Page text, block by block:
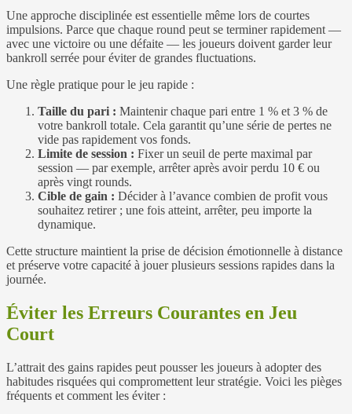
Une approche disciplinée est essentielle même lors de courtes
impulsions. Parce que chaque round peut se terminer rapidement —
avec une victoire ou une défaite — les joueurs doivent garder leur
bankroll serrée pour éviter de grandes fluctuations.
Une règle pratique pour le jeu rapide :
Taille du pari : Maintenir chaque pari entre 1 % et 3 % de
votre bankroll totale. Cela garantit qu’une série de pertes ne
vide pas rapidement vos fonds.
Limite de session : Fixer un seuil de perte maximal par
session — par exemple, arrêter après avoir perdu 10 € ou
après vingt rounds.
Cible de gain : Décider à l’avance combien de profit vous
souhaitez retirer ; une fois atteint, arrêter, peu importe la
dynamique.
Cette structure maintient la prise de décision émotionnelle à distance
et préserve votre capacité à jouer plusieurs sessions rapides dans la
journée.
Éviter les Erreurs Courantes en Jeu
Court
L’attrait des gains rapides peut pousser les joueurs à adopter des
habitudes risquées qui compromettent leur stratégie. Voici les pièges
fréquents et comment les éviter :